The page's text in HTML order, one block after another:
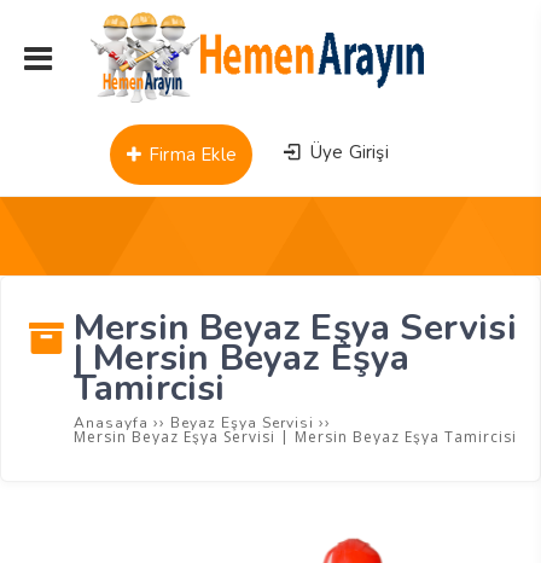
Üye Girişi
Firma Ekle
Mersin Beyaz Eşya Servisi
| Mersin Beyaz Eşya
Tamircisi
Anasayfa ›› Beyaz Eşya Servisi ››
Mersin Beyaz Eşya Servisi | Mersin Beyaz Eşya Tamircisi